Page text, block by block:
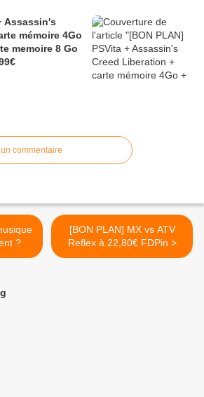
Assassin's
mémoire 4Go
memoire 8 Go
commentaire
?
[BON PLAN] MX vs ATV
Reflex à 22,80€ FDPin >